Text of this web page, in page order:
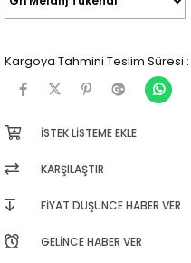
Kargoya Tahmini Teslim Süresi :
İSTEK LISTEME EKLE
KARŞILAŞTIR
FIYAT DÜŞÜNCE HABER VER
GELINCE HABER VER